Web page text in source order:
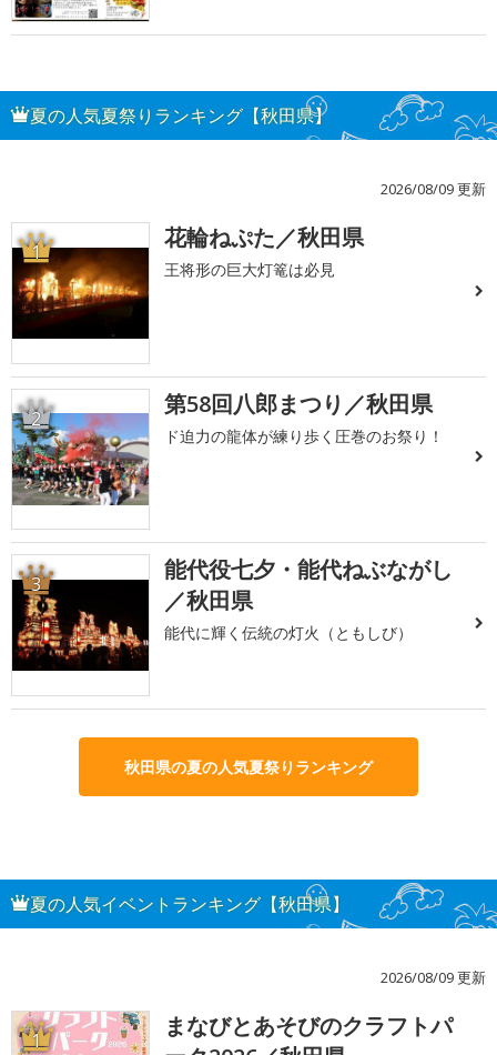
夏の人気夏祭りランキング【秋田県】
2026/08/09 更新
1 花輪ねぷた／秋田県
王将形の巨大灯篭は必見
2 第58回八郎まつり／秋田県
ド迫力の龍体が練り歩く圧巻のお祭り！
3
能代役七夕・能代ねぶながし
／秋田県
能代に輝く伝統の灯火（ともしび）
秋田県の夏の人気夏祭りランキング
夏の人気イベントランキング【秋田県】
2026/08/09 更新
1
まなびとあそびのクラフトパ